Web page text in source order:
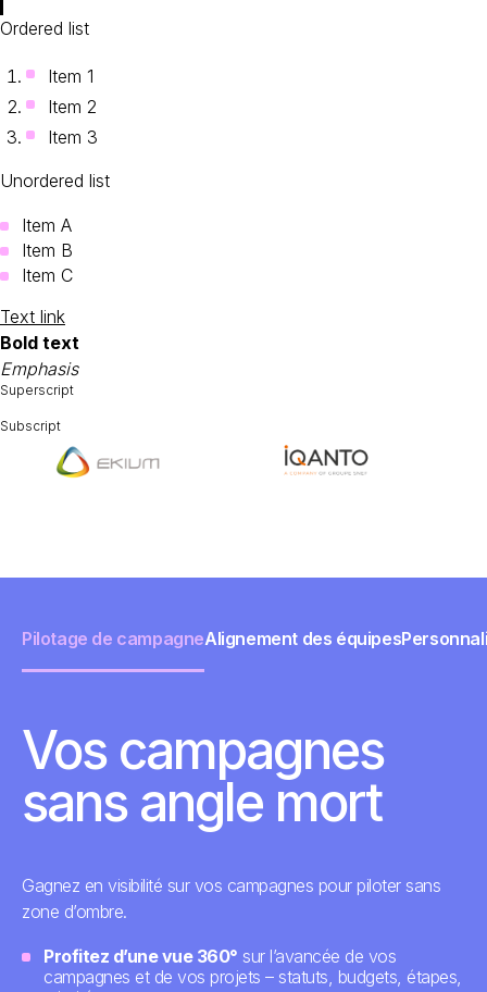
Ordered list
Item 1
Item 2
Item 3
Unordered list
Item A
Item B
Item C
Text link
Bold text
Emphasis
Superscript
Subscript
Pilotage de campagneAlignement des équipes
Vos campagnes
sans angle mort
Gagnez en visibilité sur vos campagnes pour piloter sans
zone d’ombre.
Profitez d’une vue 360° sur l’avancée de vos
campagnes et de vos projets – statuts, budgets, étapes,